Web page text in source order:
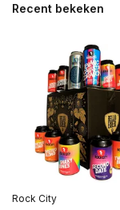
Recent bekeken
Rock City